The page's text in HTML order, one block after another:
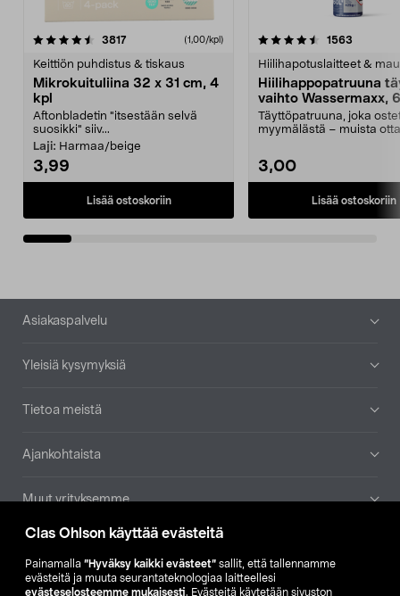
Clas Ohlson käyttää evästeitä
Painamalla ”Hyväksy kaikki evästeet” sallit, että tallennamme
evästeitä ja muuta seurantateknologiaa laitteellesi
evästeselosteemme mukaisesti. Evästeitä käytetään sivuston
3817arvostelut (1,00/kpl)
Keittiön puhdistus & tiskaus
Mikrokuituliina 32 x 31 cm, 4
kpl
Aftonbladetin "itsestään selvä
suosikki" siiv...
Laji: Harmaa/beige
3,99
Lisää ostoskoriin
4.5viidestä
1563
Hiilihapotuslaitteet &
Hiilihappopatruuna
vaihto Wassermaxx,
Täyttöpatruuna, joka
myymälästä – muista
3,00
Lisää ostoskoriin
4.5viidestä
Alatunniste
Asiakaspalvelu
Yleisiä kysymyksiä
Tietoa meistä
Ajankohtaista
Muut yrityksemme
Etsi myymälä
SE NO FI